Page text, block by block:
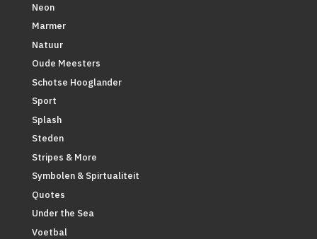
Neon
Marmer
Natuur
Oude Meesters
Schotse Hooglander
Sport
Splash
Steden
Stripes & More
Symbolen & Spirtualiteit
Quotes
Under the Sea
Voetbal